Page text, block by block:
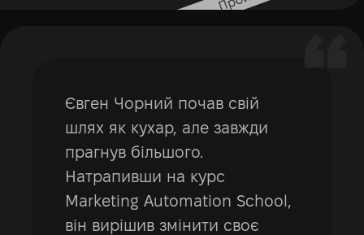
Євген Чорний почав свій
шлях як кухар, але завжди
прагнув більшого.
Натрапивши на курс
Marketing Automation School,
він вирішив змінити своє